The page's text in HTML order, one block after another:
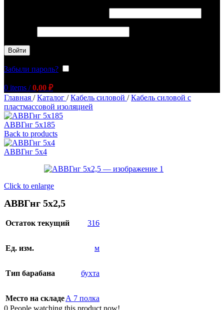
Войти
Забыли пароль?
0 items / 0,00 ₽
Главная / Каталог / Кабель силовой / Кабель силовой с
пластмассовой изоляцией
АВВГнг 5х185
Back to products
АВВГнг 5х4
Click to enlarge
АВВГнг 5х2,5
Остаток текущий 316
Ед. изм. м
Тип барабана бухта
Место на складеА 7 полка
0 People watching this product now!